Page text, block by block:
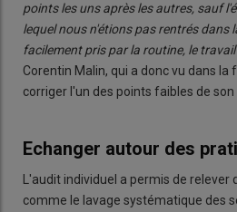
points les uns après les autres, sauf
lequel nous n'étions pas rentrés dans
facilement pris par la routine, le
Corentin Malin, qui a donc vu dans
corriger l'un des points faibles de son
Echanger autour des
L'audit individuel a permis de
comme le lavage systématique des